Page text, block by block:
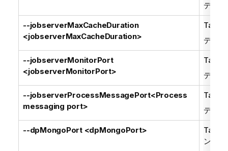
デフ
--jobserverMaxCacheDuration
<jobserverMaxCacheDuration>
デフ
--jobserverMonitorPort
<jobserverMonitorPort>
デフ
--jobserverProcessMessagePort<Process
messaging port>
デフ
--dpMongoPort <dpMongoPort>
ンス